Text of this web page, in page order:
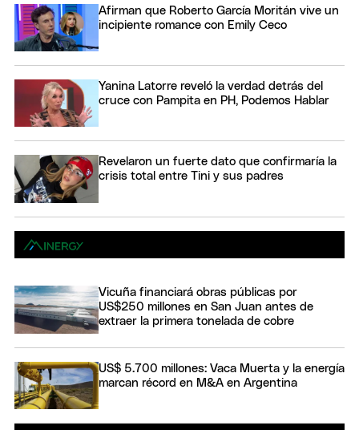
Afirman que Roberto García Moritán vive un
incipiente romance con Emily Ceco
Yanina Latorre reveló la verdad detrás del
cruce con Pampita en PH, Podemos Hablar
Revelaron un fuerte dato que confirmaría la
crisis total entre Tini y sus padres
Vicuña financiará obras públicas por
US$250 millones en San Juan antes de
extraer la primera tonelada de cobre
US$ 5.700 millones: Vaca Muerta y la energía
marcan récord en M&A en Argentina